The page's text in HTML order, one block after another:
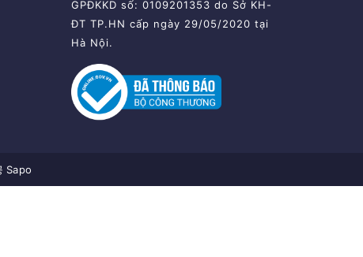
GPĐKKD số: 0109201353 do Sở KH-
ĐT TP.HN cấp ngày 29/05/2020 tại
Hà Nội.
Sapo